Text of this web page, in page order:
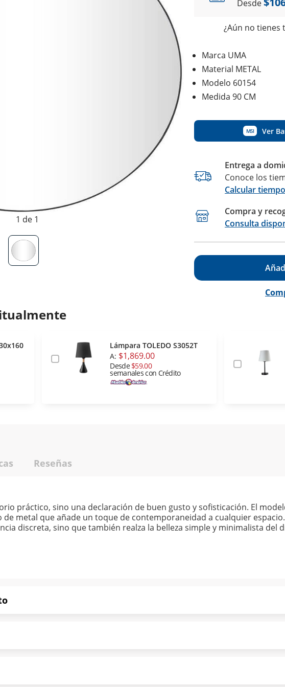
1 de 1
Desde
¿Aún no tienes
Marca UMA
Material METAL
Modelo 60154
Medida 90 CM
MSI Ver
Entrega a
Conoce los
Calcular
Compra y
Consulta
Lámpara TOLEDO S3052T
A: $1,869.00
Desde$59.00
semanales con Crédito
Reseñas
práctico, sino una declaración de buen gusto y sofisticación. El
metal que añade un toque de contemporaneidad a cualquier
discreta, sino que también realza la belleza simple y minimalista del